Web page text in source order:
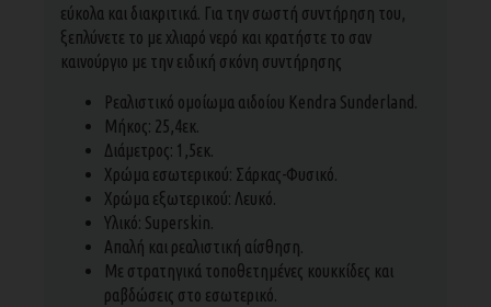
εύκολα και διακριτικά. Για την σωστή συντήρηση του,
ξεπλύνετε το με χλιαρό νερό και κρατήστε το σαν
καινούργιο με την ειδική σκόνη συντήρησης
Ρεαλιστικό ομοίωμα αιδοίου Kendra Sunderland.
Μήκος: 25,4εκ.
Διάμετρος: 1,5εκ.
Χρώμα εσωτερικού: Σάρκας-Φυσικό.
Χρώμα εξωτερικού: Λευκό.
Υλικό: Superskin.
Απαλή και ρεαλιστική αίσθηση.
Με στρατηγικά τοποθετημένες κουκκίδες και
ραβδώσεις στο εσωτερικό.